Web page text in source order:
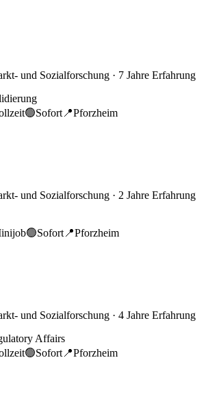
und Sozialforschung · 7 Jahre Erfahrung
🟢Sofort 📍Pforzheim
und Sozialforschung · 2 Jahre Erfahrung
🟢Sofort 📍Pforzheim
und Sozialforschung · 4 Jahre Erfahrung
Affairs
🟢Sofort 📍Pforzheim